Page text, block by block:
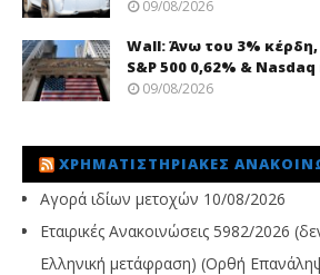
09/08/2026
Wall: Άνω του 3%
S&P 500 0,62% &
09/08/2026
ΧΡΗΜΑΤΙΣΤΗΡΙΑΚΈΣ
Αγορά ιδίων μετοχών 10/08/2026
Εταιρικές Ανακοινώσεις 5982/2026
Ελληνική μετάφραση) (Ορθή